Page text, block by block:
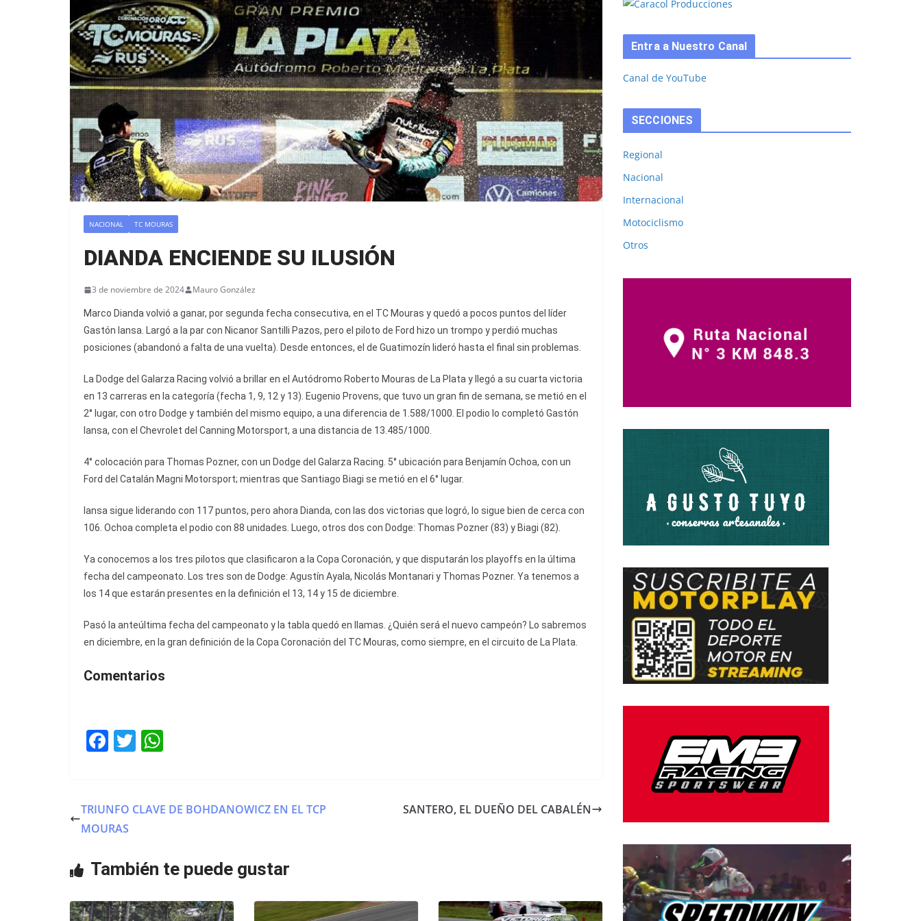
NACIONAL TC MOURAS
DIANDA ENCIENDE SU ILUSIÓN
3 de noviembre de 2024 Mauro González
Marco Dianda volvió a ganar, por segunda fecha consecutiva, en el TC Mouras y quedó a pocos puntos del líder
Gastón Iansa. Largó a la par con Nicanor Santilli Pazos, pero el piloto de Ford hizo un trompo y perdió muchas
posiciones (abandonó a falta de una vuelta). Desde entonces, el de Guatimozín lideró hasta el final sin problemas.
La Dodge del Galarza Racing volvió a brillar en el Autódromo Roberto Mouras de La Plata y llegó a su cuarta victoria
en 13 carreras en la categoría (fecha 1, 9, 12 y 13). Eugenio Provens, que tuvo un gran fin de semana, se metió en el
2° lugar, con otro Dodge y también del mismo equipo, a una diferencia de 1.588/1000. El podio lo completó Gastón
Iansa, con el Chevrolet del Canning Motorsport, a una distancia de 13.485/1000.
4° colocación para Thomas Pozner, con un Dodge del Galarza Racing. 5° ubicación para Benjamín Ochoa, con un
Ford del Catalán Magni Motorsport; mientras que Santiago Biagi se metió en el 6° lugar.
Iansa sigue liderando con 117 puntos, pero ahora Dianda, con las dos victorias que logró, lo sigue bien de cerca con
106. Ochoa completa el podio con 88 unidades. Luego, otros dos con Dodge: Thomas Pozner (83) y Biagi (82).
Ya conocemos a los tres pilotos que clasificaron a la Copa Coronación, y que disputarán los playoffs en la última
fecha del campeonato. Los tres son de Dodge: Agustín Ayala, Nicolás Montanari y Thomas Pozner. Ya tenemos a
los 14 que estarán presentes en la definición el 13, 14 y 15 de diciembre.
Pasó la anteúltima fecha del campeonato y la tabla quedó en llamas. ¿Quién será el nuevo campeón? Lo sabremos
en diciembre, en la gran definición de la Copa Coronación del TC Mouras, como siempre, en el circuito de La Plata.
Comentarios
F
e
b
o
k
T
er s
p
TRIUNFO CLAVE DE BOHDANOWICZ EN EL TCP
MOURAS
SANTERO, EL DUEÑO DEL CABALÉN
También te puede gustar
Entra a Nuestro Canal
Canal de YouTube
SECCIONES
Regional
Nacional
Internacional
Motociclismo
Otros